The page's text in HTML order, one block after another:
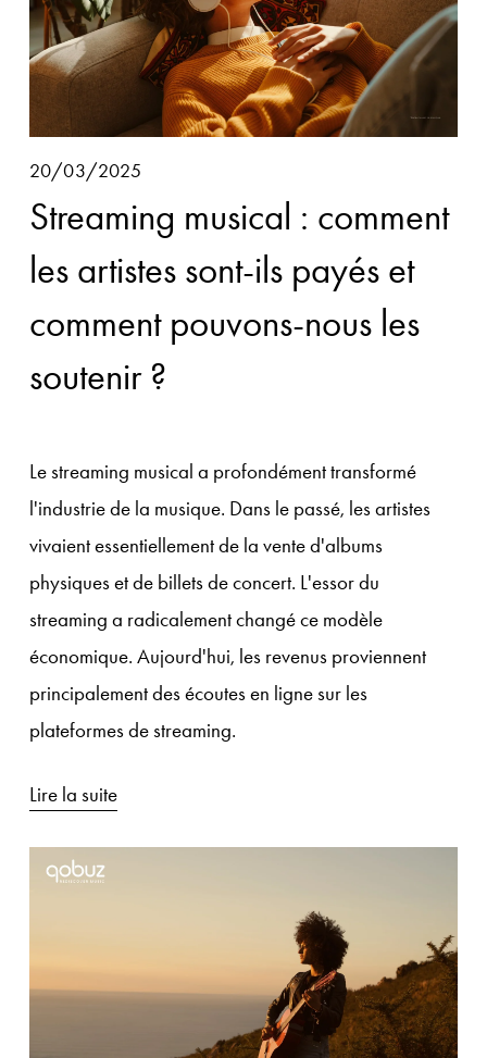
20/03/2025
Streaming musical : comment
les artistes sont-ils payés et
comment pouvons-nous les
soutenir ?
Le streaming musical a profondément transformé
l'industrie de la musique. Dans le passé, les artistes
vivaient essentiellement de la vente d'albums
physiques et de billets de concert. L'essor du
streaming a radicalement changé ce modèle
économique. Aujourd'hui, les revenus proviennent
principalement des écoutes en ligne sur les
plateformes de streaming.
Lire la suite